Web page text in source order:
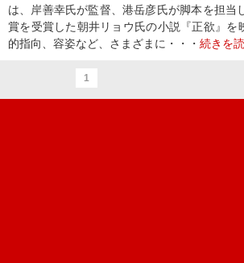
は、岸善幸氏が監督、港岳彦氏が脚本を担当
賞を受賞した朝井リョウ氏の小説『正欲』を
的指向、容姿など、さまざまに・・・ 続きを
1